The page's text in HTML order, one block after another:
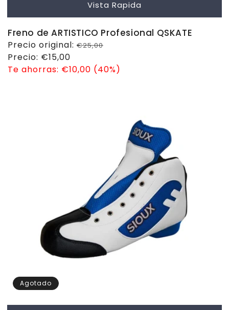
Vista Rapida
Freno de ARTISTICO Profesional QSKATE
Precio
habitual
Precio original: €25,00
Precio
de
Precio: €15,00
Te ahorras: €10,00 (40%)
Agotado